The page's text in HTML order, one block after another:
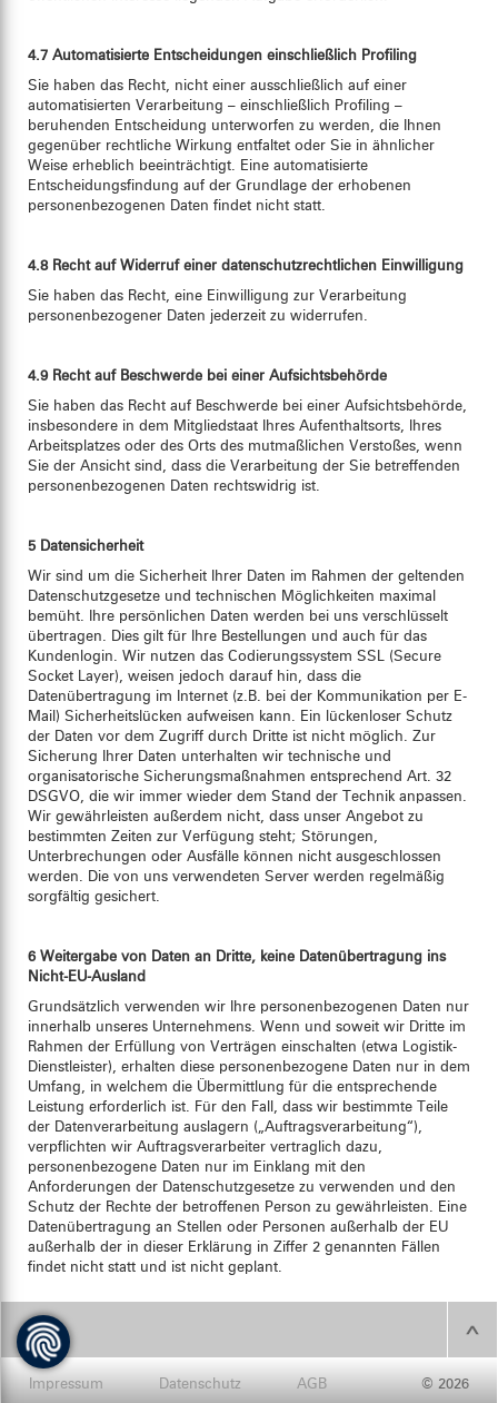
4.7 Automatisierte Entscheidungen einschließlich Profiling
Sie haben das Recht, nicht einer ausschließlich auf einer
automatisierten Verarbeitung – einschließlich Profiling –
beruhenden Entscheidung unterworfen zu werden, die Ihnen
gegenüber rechtliche Wirkung entfaltet oder Sie in ähnlicher
Weise erheblich beeinträchtigt. Eine automatisierte
Entscheidungsfindung auf der Grundlage der erhobenen
personenbezogenen Daten findet nicht statt.
4.8 Recht auf Widerruf einer datenschutzrechtlichen Einwilligung
Sie haben das Recht, eine Einwilligung zur Verarbeitung
personenbezogener Daten jederzeit zu widerrufen.
4.9 Recht auf Beschwerde bei einer Aufsichtsbehörde
Sie haben das Recht auf Beschwerde bei einer Aufsichtsbehörde,
insbesondere in dem Mitgliedstaat Ihres Aufenthaltsorts, Ihres
Arbeitsplatzes oder des Orts des mutmaßlichen Verstoßes, wenn
Sie der Ansicht sind, dass die Verarbeitung der Sie betreffenden
personenbezogenen Daten rechtswidrig ist.
5 Datensicherheit
Wir sind um die Sicherheit Ihrer Daten im Rahmen der geltenden
Datenschutzgesetze und technischen Möglichkeiten maximal
bemüht. Ihre persönlichen Daten werden bei uns verschlüsselt
übertragen. Dies gilt für Ihre Bestellungen und auch für das
Kundenlogin. Wir nutzen das Codierungssystem SSL (Secure
Socket Layer), weisen jedoch darauf hin, dass die
Datenübertragung im Internet (z.B. bei der Kommunikation per E-
Mail) Sicherheitslücken aufweisen kann. Ein lückenloser Schutz
der Daten vor dem Zugriff durch Dritte ist nicht möglich. Zur
Sicherung Ihrer Daten unterhalten wir technische und
organisatorische Sicherungsmaßnahmen entsprechend Art. 32
DSGVO, die wir immer wieder dem Stand der Technik anpassen.
Wir gewährleisten außerdem nicht, dass unser Angebot zu
bestimmten Zeiten zur Verfügung steht; Störungen,
Unterbrechungen oder Ausfälle können nicht ausgeschlossen
werden. Die von uns verwendeten Server werden regelmäßig
sorgfältig gesichert.
6 Weitergabe von Daten an Dritte, keine Datenübertragung ins
Nicht-EU-Ausland
Grundsätzlich verwenden wir Ihre personenbezogenen Daten nur
innerhalb unseres Unternehmens. Wenn und soweit wir Dritte im
Rahmen der Erfüllung von Verträgen einschalten (etwa Logistik-
Dienstleister), erhalten diese personenbezogene Daten nur in dem
Umfang, in welchem die Übermittlung für die entsprechende
Leistung erforderlich ist. Für den Fall, dass wir bestimmte Teile
der Datenverarbeitung auslagern („Auftragsverarbeitung“),
verpflichten wir Auftragsverarbeiter vertraglich dazu,
personenbezogene Daten nur im Einklang mit den
Anforderungen der Datenschutzgesetze zu verwenden und den
Schutz der Rechte der betroffenen Person zu gewährleisten. Eine
Datenübertragung an Stellen oder Personen außerhalb der EU
außerhalb der in dieser Erklärung in Ziffer 2 genannten Fällen
findet nicht statt und ist nicht geplant.
Impressum Datenschutz AGB © 2026